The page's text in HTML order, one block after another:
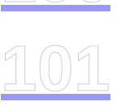
101